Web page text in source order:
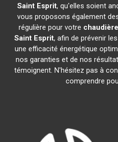
Saint Esprit, qu'elles soient
vous proposons également
régulière pour votre
Saint Esprit, afin de prévenir
une efficacité énergétique
nos garanties et de nos
témoignent. N'hésitez pas à
comprendre